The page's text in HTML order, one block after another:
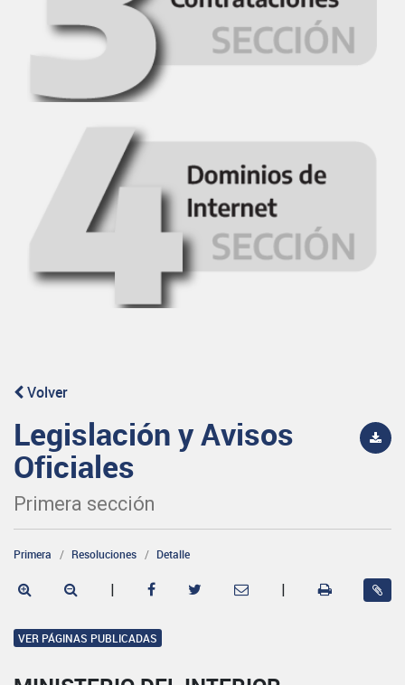
Volver
Legislación y Avisos
Oficiales
Primera sección
Primera Resoluciones Detalle
| |
VER PÁGINAS PUBLICADAS